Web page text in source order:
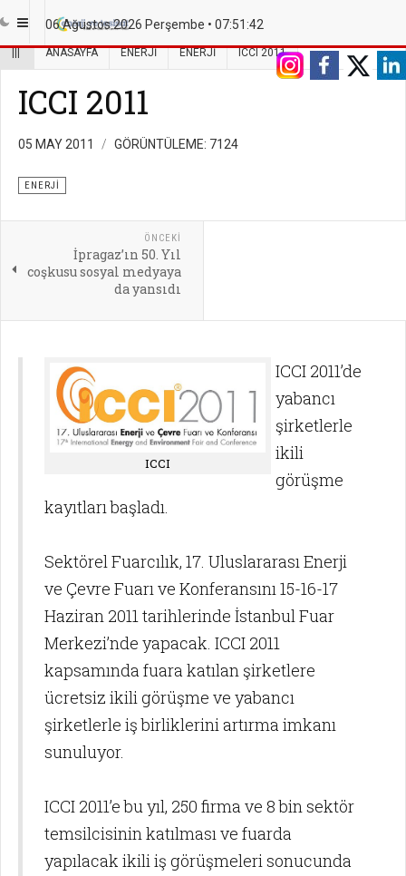
06 Ağustos 2026 Perşembe • 07:51:42
ANASAYFA ENERJI ENERJI ICCI 2011
ICCI 2011
05 MAY 2011 GÖRÜNTÜLEME: 7124
ENERJI
ÖNCEKI
İpragaz’ın 50. Yıl
coşkusu sosyal medyaya
da yansıdı
ICCI
ICCI 2011’de
yabancı
şirketlerle
ikili
görüşme
kayıtları başladı.
Sektörel Fuarcılık, 17. Uluslararası Enerji
ve Çevre Fuarı ve Konferansını 15-16-17
Haziran 2011 tarihlerinde İstanbul Fuar
Merkezi’nde yapacak. ICCI 2011
kapsamında fuara katılan şirketlere
ücretsiz ikili görüşme ve yabancı
şirketlerle iş birliklerini artırma imkanı
sunuluyor.
ICCI 2011’e bu yıl, 250 firma ve 8 bin sektör
temsilcisinin katılması ve fuarda
yapılacak ikili iş görüşmeleri sonucunda